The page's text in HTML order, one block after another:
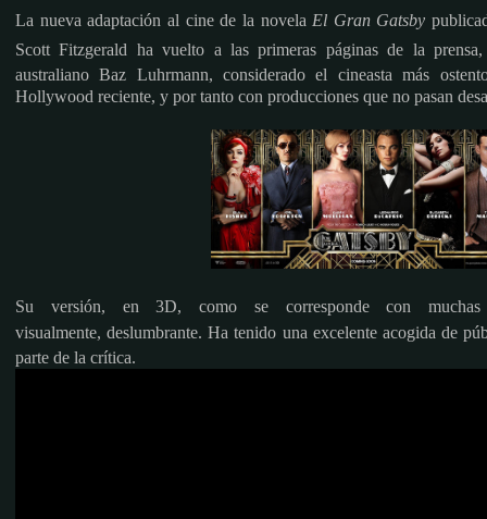
La nueva adaptación al cine de la novela El Gran Gatsby
Scott Fitzgerald ha vuelto a las primeras páginas de la
australiano Baz Luhrmann, considerado el cineasta más
Hollywood reciente, y por tanto con producciones que no pasan
Su versión, en 3D, como se corresponde con
visualmente,deslumbrante. Ha tenido una excelente acogida de
parte de la crítica.